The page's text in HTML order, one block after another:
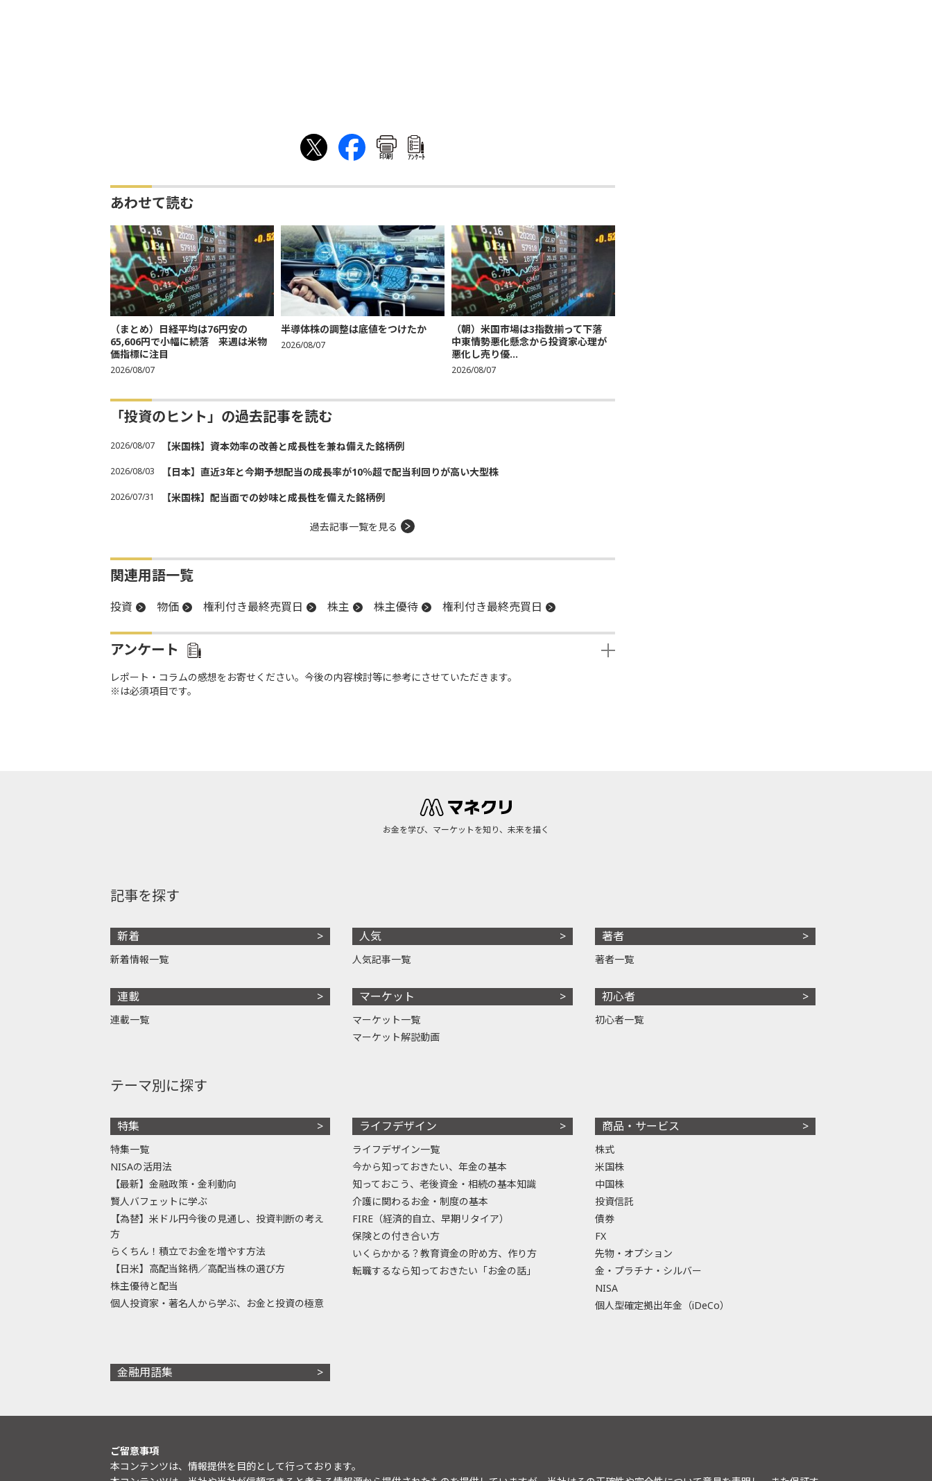
印刷 ｱﾝｹｰﾄ
あわせて読む
（まとめ）日経平均は76円安の
65,606円で小幅に続落 来週は米物
価指標に注目
2026/08/07
半導体株の調整は底値をつけたか
2026/08/07
（朝）米国市場は3指数揃って下落
中東情勢悪化懸念から投資家心理が
悪化し売り優...
2026/08/07
「投資のヒント」の過去記事を読む
2026/08/07 【米国株】資本効率の改善と成長性を兼ね備えた銘柄例
2026/08/03 【日本】直近3年と今期予想配当の成長率が10％超で配当利回りが高い大型株
2026/07/31 【米国株】配当面での妙味と成長性を備えた銘柄例
過去記事一覧を見る
関連用語一覧
投資 物価 権利付き最終売買日 株主 株主優待 権利付き最終売買日
アンケート
レポート・コラムの感想をお寄せください。今後の内容検討等に参考にさせていただきます。
※は必須項目です。
お金を学び、マーケットを知り、未来を描く
記事を探す
新着
新着情報一覧
連載
連載一覧
人気
人気記事一覧
マーケット
マーケット一覧
マーケット解説動画
著者
著者一覧
初心者
初心者一覧
テーマ別に探す
特集
特集一覧
NISAの活用法
【最新】金融政策・金利動向
賢人バフェットに学ぶ
【為替】米ドル円今後の見通し、投資判断の考え
方
らくちん！積立でお金を増やす方法
【日米】高配当銘柄／高配当株の選び方
株主優待と配当
個人投資家・著名人から学ぶ、お金と投資の極意
ライフデザイン
ライフデザイン一覧
今から知っておきたい、年金の基本
知っておこう、老後資金・相続の基本知識
介護に関わるお金・制度の基本
FIRE（経済的自立、早期リタイア）
保険との付き合い方
いくらかかる？教育資金の貯め方、作り方
転職するなら知っておきたい「お金の話」
商品・サービス
株式
米国株
中国株
投資信託
債券
FX
先物・オプション
金・プラチナ・シルバー
NISA
個人型確定拠出年金（iDeCo）
金融用語集
ご留意事項
本コンテンツは、情報提供を目的として行っております。